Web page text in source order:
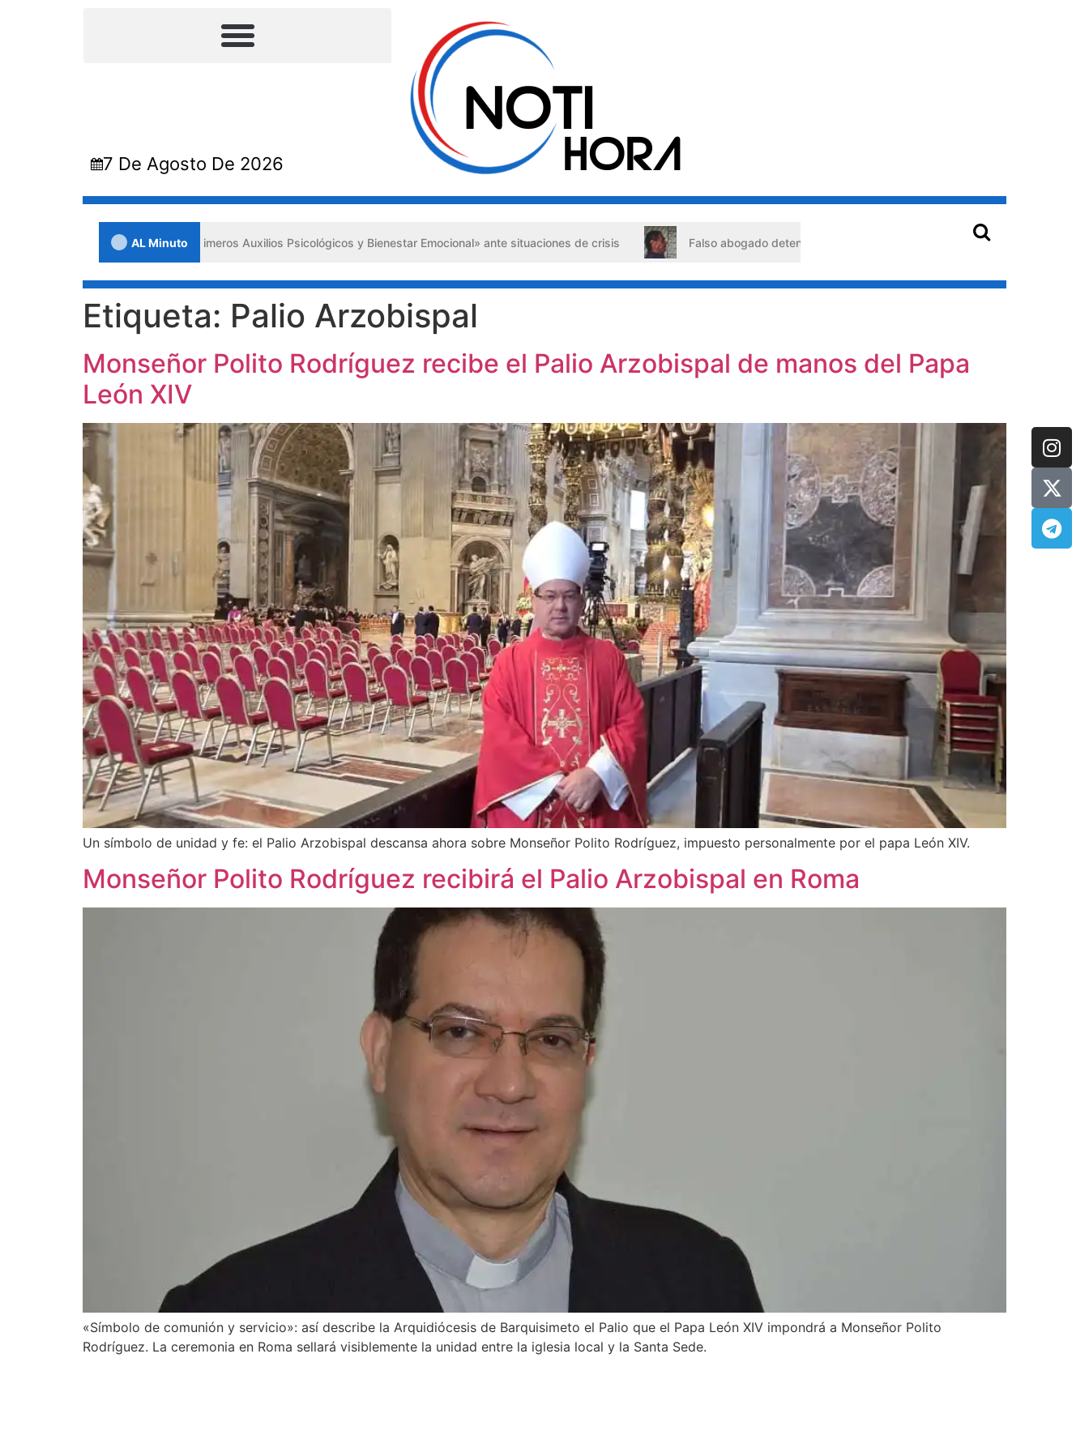
7 De Agosto De 2026
AL Minuto
en Lara impulsa los «Primeros Auxilios Psicológicos y Bienestar Emocional» ante situaciones de crisis Falso abogado detenido en Barquisimeto: habría usado durante 13 años la
Etiqueta: Palio Arzobispal
Monseñor Polito Rodríguez recibe el Palio Arzobispal de manos del Papa
León XIV
Un símbolo de unidad y fe: el Palio Arzobispal descansa ahora sobre Monseñor Polito Rodríguez, impuesto personalmente por el papa León XIV.
Monseñor Polito Rodríguez recibirá el Palio Arzobispal en Roma
«Símbolo de comunión y servicio»: así describe la Arquidiócesis de Barquisimeto el Palio que el Papa León XIV impondrá a Monseñor Polito
Rodríguez. La ceremonia en Roma sellará visiblemente la unidad entre la iglesia local y la Santa Sede.